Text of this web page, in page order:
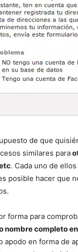
de que
similares para
. Cada uno de
posible hacer que
forma para
nombre completo
apodo en forma de